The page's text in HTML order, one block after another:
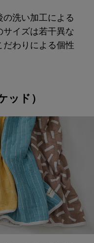
の洗い加工による
サイズは若干異な
だわりによる個性
ッド）